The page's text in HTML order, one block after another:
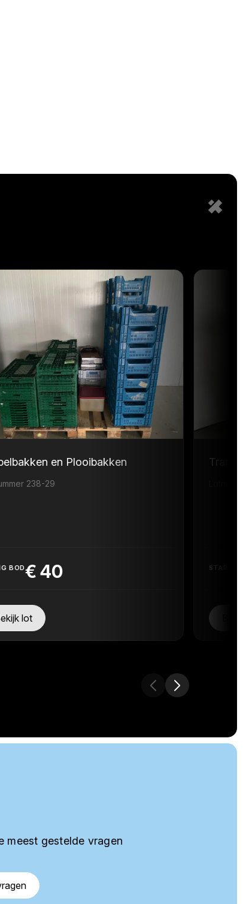
en Plooibakken
238-29
BOD€40
lot
meest gestelde vragen